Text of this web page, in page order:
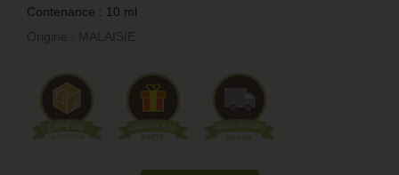
Contenance : 10 ml
Origine : MALAISIE